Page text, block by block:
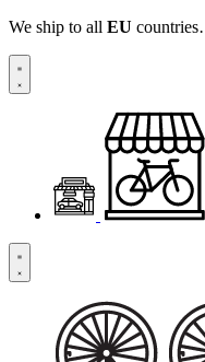
We ship to all EU